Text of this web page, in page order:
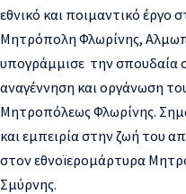
εθνικό και ποιμαντικό έργο
Μητρόπολη Φλωρίνης,
υπογράμμισε την σπουδαία
αναγέννηση και οργάνωση
Μητροπόλεως Φλωρίνης.
και εμπειρία στην ζωή του
στον εθνοϊερομάρτυρα
Σμύρνης.